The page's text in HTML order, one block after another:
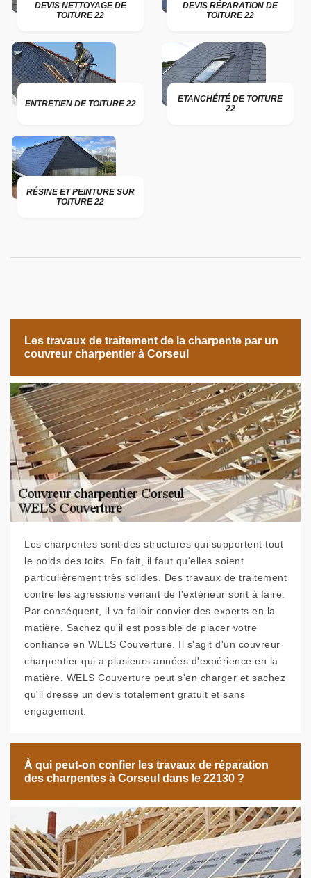
DEVIS NETTOYAGE DE
TOITURE 22
DEVIS RÉPARATION DE
TOITURE 22
ENTRETIEN DE TOITURE 22
ETANCHÉITÉ DE TOITURE
22
RÉSINE ET PEINTURE SUR
TOITURE 22
Les travaux de traitement de la charpente par un
couvreur charpentier à Corseul
Les charpentes sont des structures qui supportent tout
le poids des toits. En fait, il faut qu'elles soient
particulièrement très solides. Des travaux de traitement
contre les agressions venant de l'extérieur sont à faire.
Par conséquent, il va falloir convier des experts en la
matière. Sachez qu'il est possible de placer votre
confiance en WELS Couverture. Il s'agit d'un couvreur
charpentier qui a plusieurs années d'expérience en la
matière. WELS Couverture peut s'en charger et sachez
qu'il dresse un devis totalement gratuit et sans
engagement.
À qui peut-on confier les travaux de réparation
des charpentes à Corseul dans le 22130 ?